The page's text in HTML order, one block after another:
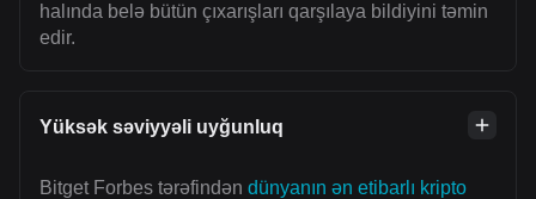
halında belə bütün çıxarışları qarşılaya bildiyini təmin
edir.
Yüksək səviyyəli uyğunluq
Bitget Forbes tərəfindən dünyanın ən etibarlı kripto